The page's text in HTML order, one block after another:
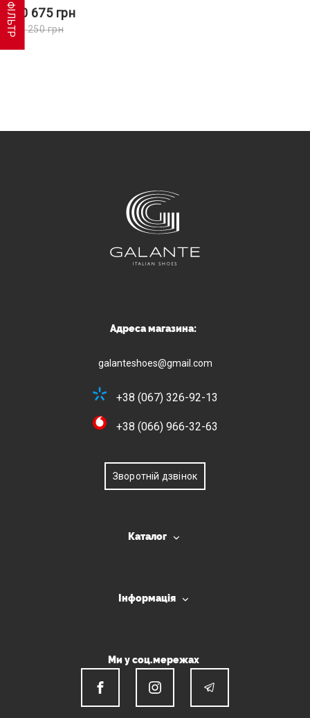
ФІЛЬТР10 675 грн
15 250грн
Адреса магазина:
galanteshoes@gmail.com
+38 (067) 326-92-13
+38 (066) 966-32-63
Зворотній дзвінок
Каталог
Інформація
Ми у соц.мережах